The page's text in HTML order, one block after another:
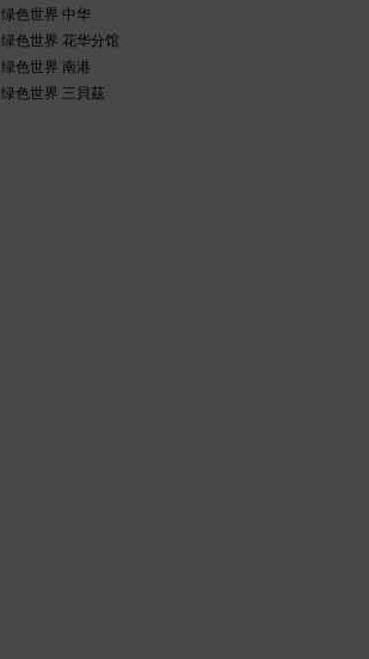
绿色世界 中华
绿色世界 花华分馆
绿色世界 南港
绿色世界 三貝茲